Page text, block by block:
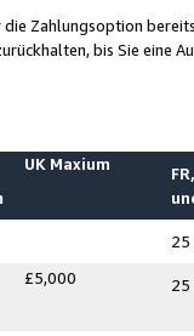
Zahlungsoption
bis Sie
UK Maxium
25
£5,000 25